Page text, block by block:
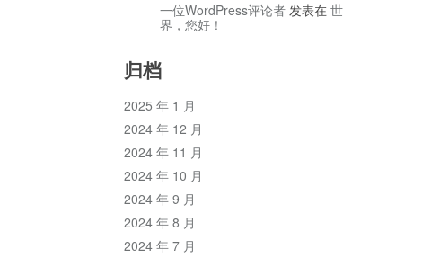
一位WordPress评论者 发表在 世
界，您好！
归档
2025 年 1 月
2024 年 12 月
2024 年 11 月
2024 年 10 月
2024 年 9 月
2024 年 8 月
2024 年 7 月